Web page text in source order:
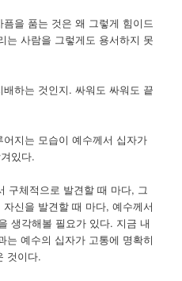
을 품는 것은 왜 그렇게 힘이드
는 사람을 그렇게도 용서하지 못
하는 것인지. 싸워도 싸워도 끝
지는 모습이 예수께서 십자가
있다.
구체적으로 발견할 때 마다, 그
신을 발견할 때 마다, 예수께서
생각해볼 필요가 있다. 지금 내
는 예수의 십자가 고통에 명확히
것이다.